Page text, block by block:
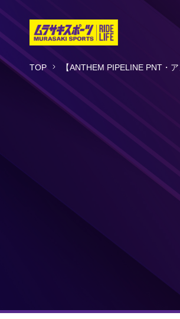
TOP 【ANTHEM PIPELINE PNT・